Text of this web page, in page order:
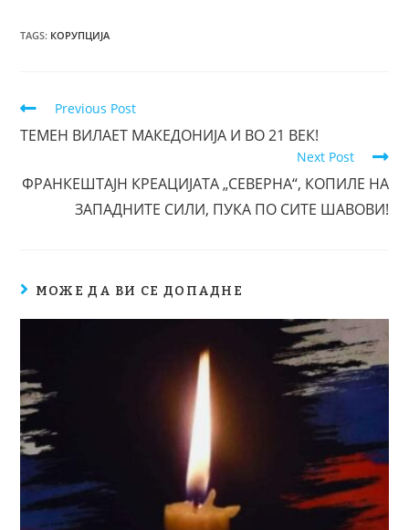
TAGS: КОРУПЦИЈА
Previous Post
ТЕМЕН ВИЛАЕТ МАКЕДОНИЈА И ВО 21 ВЕК!
Next Post
ФРАНКЕШТАЈН КРЕАЦИЈАТА „СЕВЕРНА“, КОПИЛЕ НА
ЗАПАДНИТЕ СИЛИ, ПУКА ПО СИТЕ ШАВОВИ!
МОЖЕ ДА ВИ СЕ ДОПАДНЕ